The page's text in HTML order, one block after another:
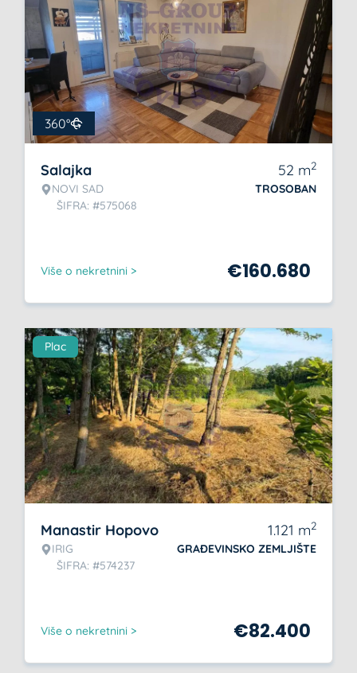
360°
Salajka
NOVI SAD
ŠIFRA: #575068
52 m2
TROSOBAN
Više o nekretnini > €160.680
Plac
Manastir Hopovo
IRIG
ŠIFRA: #574237
1.121 m2
GRAĐEVINSKO ZEMLJIŠTE
Više o nekretnini > €82.400